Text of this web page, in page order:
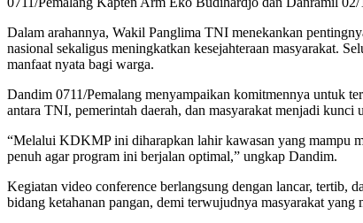
Dalam arahannya, Wakil Panglima TNI menekankan
nasional sekaligus meningkatkan kesejahteraan masyarakat.
manfaat nyata bagi warga.
Dandim 0711/Pemalang menyampaikan komitmennya untuk
antara TNI, pemerintah daerah, dan masyarakat menjadi
“Melalui KDKMP ini diharapkan lahir kawasan yang mampu
penuh agar program ini berjalan optimal,” ungkap Dandim.
Kegiatan video conference berlangsung dengan lancar, tertib,
bidang ketahanan pangan, demi terwujudnya masyarakat yang